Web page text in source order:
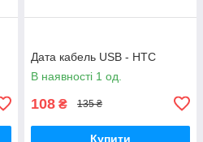
Дата кабель USB - HTC
В наявності 1 од.
108 ₴ 135 ₴
Купити